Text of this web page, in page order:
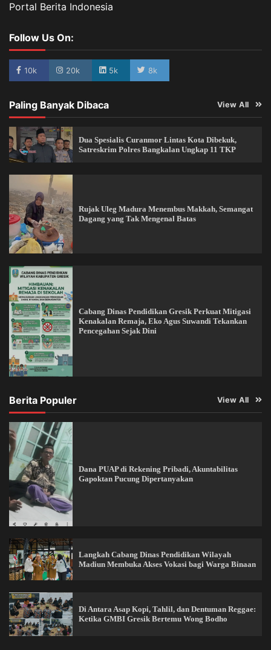
Portal Berita Indonesia
Follow Us On:
10k 20k 5k 8k
Paling Banyak Dibaca View All
Dua Spesialis Curanmor Lintas Kota Dibekuk,
Satreskrim Polres Bangkalan Ungkap 11 TKP
Rujak Uleg Madura Menembus Makkah, Semangat
Dagang yang Tak Mengenal Batas
Cabang Dinas Pendidikan Gresik Perkuat Mitigasi
Kenakalan Remaja, Eko Agus Suwandi Tekankan
Pencegahan Sejak Dini
Berita Populer View All
Dana PUAP di Rekening Pribadi, Akuntabilitas
Gapoktan Pucung Dipertanyakan
Langkah Cabang Dinas Pendidikan Wilayah
Madiun Membuka Akses Vokasi bagi Warga Binaan
Di Antara Asap Kopi, Tahlil, dan Dentuman Reggae:
Ketika GMBI Gresik Bertemu Wong Bodho